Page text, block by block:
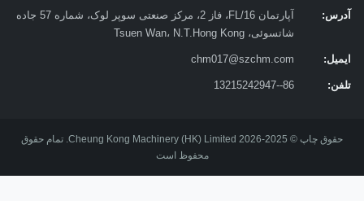
آپارتمان 16/FL، فاز 2، مرکز صنعتی سوپر لوک، شماره 57 جاده
شاتسوئی، Tsuen Wan، N.T.Hong Kong
chm017@szchm.com
حقوق چاپ © 2025-2026 Cheung Kong Machinery (HK) Limited. تمام حقوق
محفوظ است